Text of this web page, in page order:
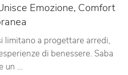
Emozione, Comfort
limitano a progettare arredi,
di benessere. Saba
un …